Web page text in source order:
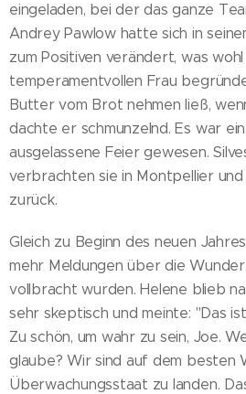
eingeladen, bei der das ganze
Andrey Pawlow hatte sich in
zum Positiven verändert, was
temperamentvollen Frau
Butter vom Brot nehmen ließ,
dachte er schmunzelnd. Es war
ausgelassene Feier gewesen.
verbrachten sie in Montpellier
zurück.
Gleich zu Beginn des neuen
mehr Meldungen über die
vollbracht wurden. Helene blieb
sehr skeptisch und meinte: "Das
Zu schön, um wahr zu sein, Joe.
glaube? Wir sind auf dem besten
Überwachungsstaat zu landen.